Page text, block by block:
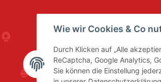
Wie wir Cookies & Co
Durch Klicken auf „Alle
ReCaptcha, Google Analytics,
Sie können die Einstellung